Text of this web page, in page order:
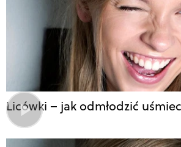
Licówki – jak odmłodzić